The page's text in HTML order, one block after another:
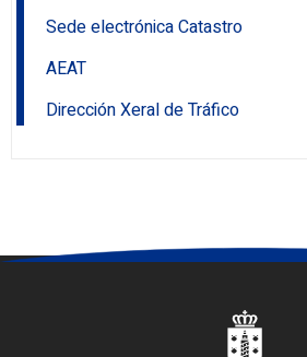
Sede electrónica Catastro
AEAT
Dirección Xeral de Tráfico